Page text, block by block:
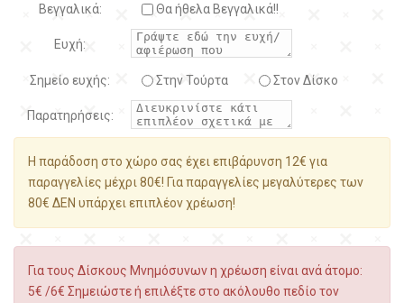
Βεγγαλικά: Θα ήθελα Βεγγαλικά!!
Ευχή:
Σημείο ευχής: Στην Τούρτα Στον Δίσκο
Παρατηρήσεις:
Η παράδοση στο χώρο σας έχει επιβάρυνση 12€ για
παραγγελίες μέχρι 80€! Για παραγγελίες μεγαλύτερες των
80€ ΔΕΝ υπάρχει επιπλέον χρέωση!
Για τους Δίσκους Μνημόσυνων η χρέωση είναι ανά άτομο:
5€ /6€ Σημειώστε ή επιλέξτε στο ακόλουθο πεδίο τον